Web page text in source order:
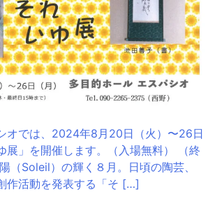
オでは、2024年8月20日（火）〜26日
展」を開催します。（入場無料） （終
（Soleil）の輝く８月。日頃の陶芸、
作活動を発表する「そ […]